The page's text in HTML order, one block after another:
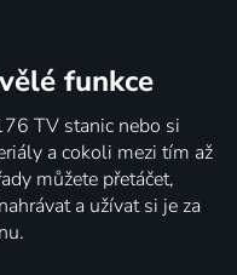
funkce
TV stanic nebo si
a cokoli mezi tím až
můžete přetáčet,
a užívat si je za